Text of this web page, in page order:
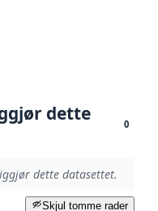
dette
0
dette datasettet.
Skjul tomme rader